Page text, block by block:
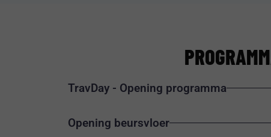
TravDay - Opening programma
Opening beursvloer